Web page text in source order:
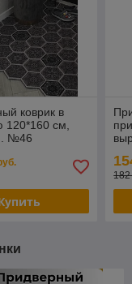
коврик в
120*160 см,
№46
182